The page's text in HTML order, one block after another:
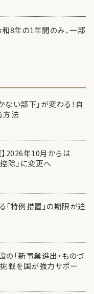
和8年の1年間のみ、一部
い部下」が変わる！自
方法
2026年10月からは
除」に変更へ
「特例措置」の期限が迫
「新事業進出・ものづ
挑戦を国が強力サポー